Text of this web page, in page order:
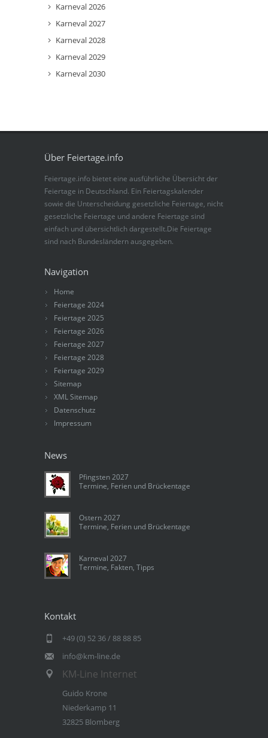
Karneval 2026
Karneval 2027
Karneval 2028
Karneval 2029
Karneval 2030
Über Feiertage.info
Feiertage.info bietet eine ausführliche Übersicht der
Feiertage in Deutschland. Ein Feiertagskalender
sowie die Unterscheidung gesetzliche Feiertage, nicht
gesetzliche Feiertage und andere Feiertage sind
einfach und übersichtlich dargestellt.Die Feiertage
sind nach Bundesländern ausgegeben.
Navigation
Home
Feiertage 2024
Feiertage 2025
Feiertage 2026
Feiertage 2027
Feiertage 2028
Feiertage 2029
Sitemap
XML Sitemap
Datenschutz
Impressum
News
Pfingsten 2027
Termine, Ferien und Brückentage
Ostern 2027
Termine, Ferien und Brückentage
Karneval 2027
Termine, Fakten, Tipps
Kontakt
+49 (0) 52 36 / 88 88 85
info@km-line.de
KM-Line Internet
Guido Krone
Niederkamp 11
32825 Blomberg